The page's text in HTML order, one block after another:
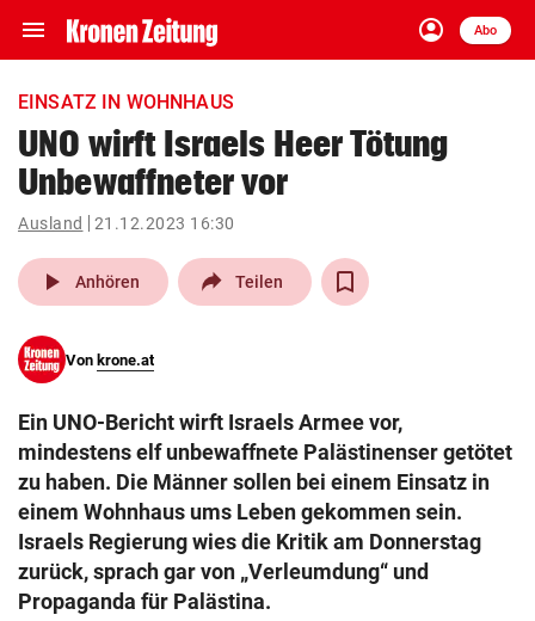
menu Navigation
ein-/ausklappen
account_circle
Anmelden
Abo
close Schließen
account_circle Anmelden
pin_drop
Wien arrow_right
search
eingeben
© Krone Multimedia GmbH & Co KG 2026
Muthgasse 2, 1190 Wien
EINSATZ IN WOHNHAUS
UNO wirft Israels Heer Tötung
Unbewaffneter vor
Ausland 21.12.2023 16:30
play_arrow Anhören Teilen
Von krone.at
Ein UNO-Bericht wirft Israels Armee vor,
mindestens elf unbewaffnete Palästinenser getötet
zu haben. Die Männer sollen bei einem Einsatz in
einem Wohnhaus ums Leben gekommen sein.
Israels Regierung wies die Kritik am Donnerstag
zurück, sprach gar von „Verleumdung“ und
Propaganda für Palästina.